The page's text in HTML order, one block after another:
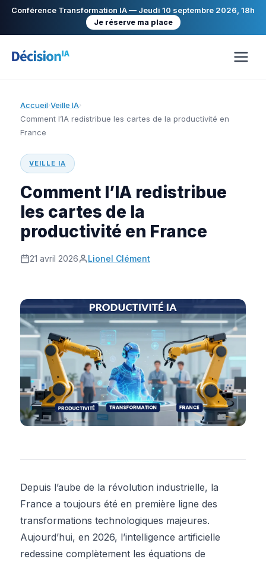
Conférence Transformation IA — Jeudi 10 septembre 2026, 18h
Je réserve ma place
Accueil›Veille IA›
Comment l’IA redistribue les cartes de la productivité en
France
VEILLE IA
Comment l’IA redistribue
les cartes de la
productivité en France
21 avril 2026 Lionel Clément
Depuis l’aube de la révolution industrielle, la
France a toujours été en première ligne des
transformations technologiques majeures.
Aujourd’hui, en 2026, l’intelligence artificielle
redessine complètement les équations de